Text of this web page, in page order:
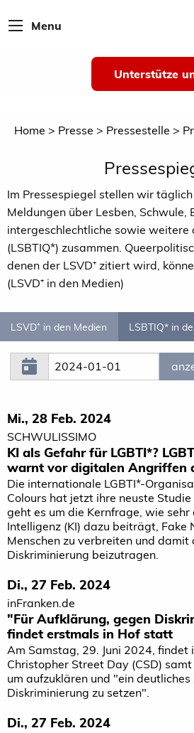
Menu
Unterstütze
Home Presse Pressestelle
Im Pressespiegel stellen wir
Meldungen über Lesben, Schwule,
intergeschlechtliche sowie weitere
(LSBTIQ*) zusammen.
denen der LSVD⁺ zitiert wird,
(LSVD⁺ in den Medien)
LSVD⁺ in den Medien LSBTIQ* in
Mi., 28 Feb. 2024
SCHWULISSIMO
KI als Gefahr für LGBTI*?
warnt vor digitalen Angriffen
Die internationale LGBTI*-
Colours hat jetzt ihre neuste
geht es um die Kernfrage, wie sehr
Intelligenz (KI) dazu beiträgt, Fake
Menschen zu verbreiten und damit
Diskriminierung beizutragen.
Di., 27 Feb. 2024
inFranken.de
"Für Aufklärung, gegen
findet erstmals in Hof statt
Am Samstag, 29. Juni 2024, findet
Christopher Street Day (CSD)
um aufzuklären und "ein deutliches
Diskriminierung zu setzen".
Di., 27 Feb. 2024